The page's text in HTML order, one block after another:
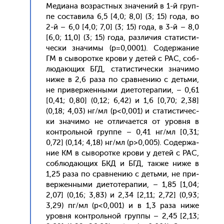
Ме­ди­ана воз­рас­тных зна­чений в 1-й груп­
пе сос­та­вила 6,5 [4,0; 8,0] (3; 15) го­да, во
2-й – 6,0 [4,0; 7,0] (3; 15) го­да, в 3-й – 8,0
[6,0; 11,0] (3; 15) го­да, раз­ли­чия ста­тис­ти­
чес­ки зна­чимы (p=0,0001). Со­дер­жа­ние
ГМ в сы­ворот­ке кро­ви у де­тей с РАС, соб­
лю­да­ющих БГД, ста­тис­ти­чес­ки зна­чимо
ни­же в 2,6 ра­за по срав­не­нию с деть­ми,
не при­вер­женны­ми ди­ето­тера­пии, – 0,61
[0,41; 0,80] (0,12; 6,42) и 1,6 [0,70; 2,38]
(0,18; 4,03) нг/мл (p<0,001) и ста­тис­ти­чес­
ки зна­чимо не от­ли­ча­ет­ся от уров­ня в
кон­троль­ной груп­пе – 0,41 нг/мл [0,31;
0,72] (0,14; 4,18) нг/мл (p>0,005). Со­дер­жа­
ние КМ в сы­ворот­ке кро­ви у де­тей с РАС,
соб­лю­да­ющих БКД и БГД, так­же ни­же в
1,25 ра­за по срав­не­нию с деть­ми, не при­
вер­женны­ми ди­ето­тера­пии, – 1,85 [1,04;
2,07] (0,16; 3,83) и 2,34 [2,11; 2,72] (0,93;
3,29) пг/мл (p<0,001) и в 1,3 ра­за ни­же
уров­ня кон­троль­ной груп­пы – 2,45 [2,13;